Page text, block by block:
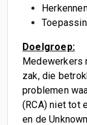
Doelgroep:
Medewerkers
zak, die
problemen
(RCA) niet tot
en de